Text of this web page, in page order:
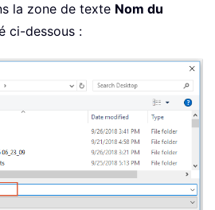
la zone de texte Nom du
ci-dessous :